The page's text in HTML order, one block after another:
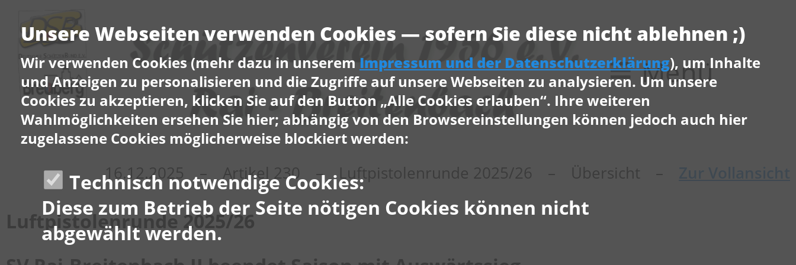
Unsere Webseiten verwenden Cookies — sofern Sie diese nicht ablehnen ;)
Wir verwenden Cookies (mehr dazu in unserem Impressum und der Datenschutzerklärung), um Inhalte
und Anzeigen zu personalisieren und die Zugriffe auf unsere Webseiten zu analysieren. Um unsere
Cookies zu akzeptieren, klicken Sie auf den Button „Alle Cookies erlauben“. Ihre weiteren
Wahlmöglichkeiten ersehen Sie hier; abhängig von den Browsereinstellungen können jedoch auch hier
zugelassene Cookies möglicherweise blockiert werden:
Technisch notwendige Cookies:
Diese zum Betrieb der Seite nötigen Cookies können nicht
abgewählt werden.
Menü
16.12.2025 – Artikel 230 – Luftpistolenrunde 2025/26 – Übersicht –
Luftpistolenrunde 2025/26